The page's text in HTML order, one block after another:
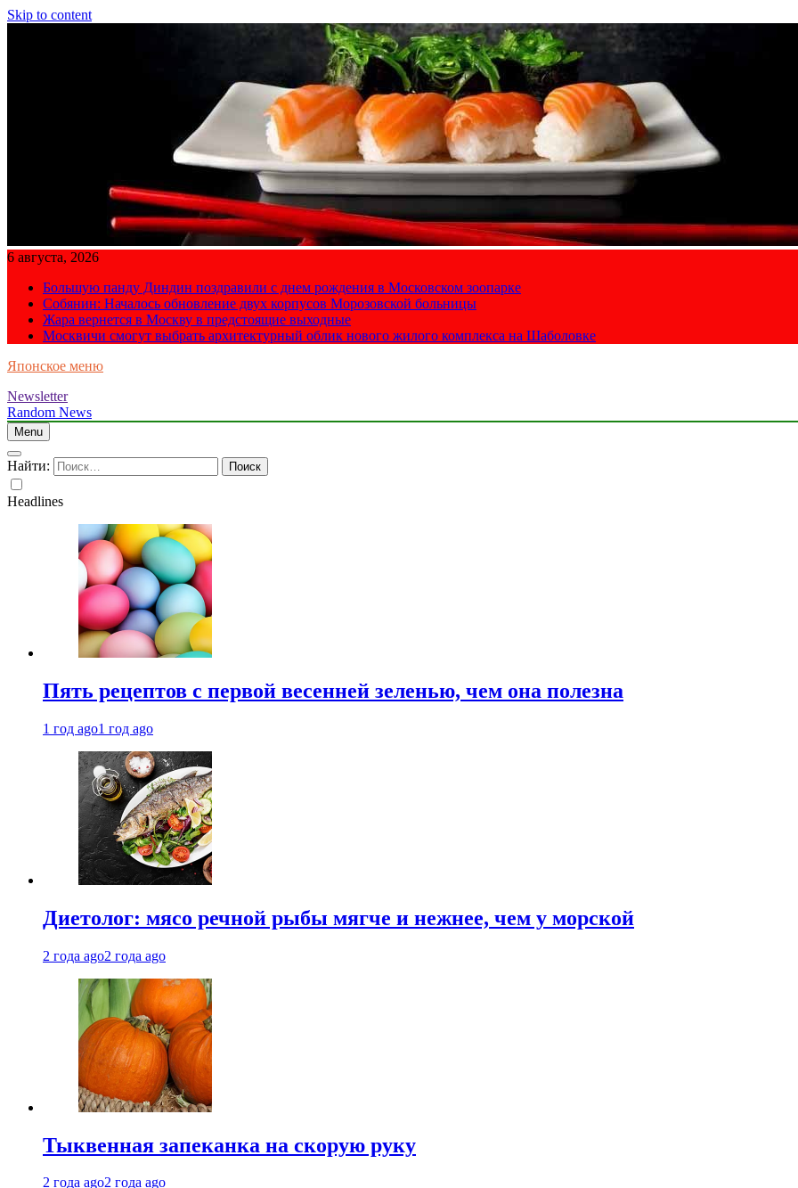
Skip to content
6 августа, 2026
Большую панду Диндин поздравили с днем рождения в Московском зоопарке
Собянин: Началось обновление двух корпусов Морозовской больницы
Жара вернется в Москву в предстоящие выходные
Москвичи смогут выбрать архитектурный облик нового жилого комплекса на Шаболовке
Японское меню
Newsletter
Random News
Menu
Найти:
Headlines
Пять рецептов с первой весенней зеленью, чем она полезна
1 год ago1 год ago
Диетолог: мясо речной рыбы мягче и нежнее, чем у морской
2 года ago2 года ago
Тыквенная запеканка на скорую руку
2 года ago2 года ago